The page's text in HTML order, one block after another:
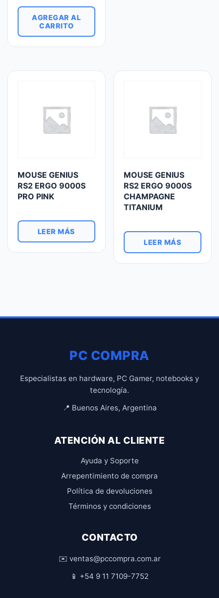
AGREGAR AL
CARRITO
MOUSE GENIUS
RS2 ERGO 9000S
PRO PINK
LEER MÁS
MOUSE GENIUS
RS2 ERGO 9000S
CHAMPAGNE
TITANIUM
LEER MÁS
PC COMPRA
Especialistas en hardware, PC Gamer, notebooks y
tecnología.
📍 Buenos Aires, Argentina
ATENCIÓN AL CLIENTE
Ayuda y Soporte
Arrepentimiento de compra
Política de devoluciones
Términos y condiciones
CONTACTO
✉️ ventas@pccompra.com.ar
📱 +54 9 11 7109-7752